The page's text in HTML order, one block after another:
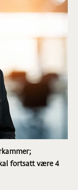
fortsatt være 4